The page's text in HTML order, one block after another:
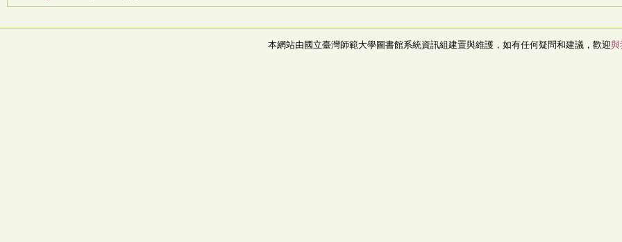
本網站由國立臺灣師範大學圖書館系統資訊組建置與維護，如有任何疑問和建議，歡迎與